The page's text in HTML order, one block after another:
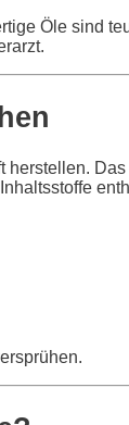
Öle sind